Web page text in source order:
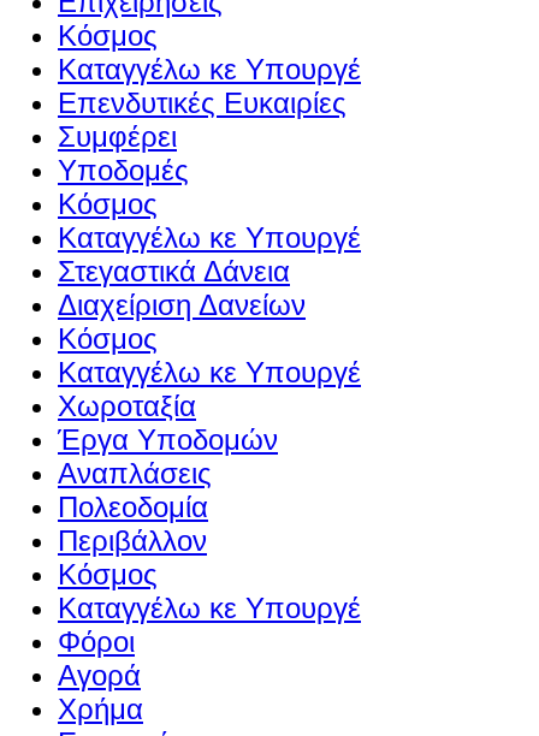
Κόσμος
Καταγγέλω κε Υπουργέ
Επενδυτικές Ευκαιρίες
Συμφέρει
Υποδομές
Κόσμος
Καταγγέλω κε Υπουργέ
Στεγαστικά Δάνεια
Διαχείριση Δανείων
Κόσμος
Καταγγέλω κε Υπουργέ
Χωροταξία
Έργα Υποδομών
Αναπλάσεις
Πολεοδομία
Περιβάλλον
Κόσμος
Καταγγέλω κε Υπουργέ
Φόροι
Αγορά
Χρήμα